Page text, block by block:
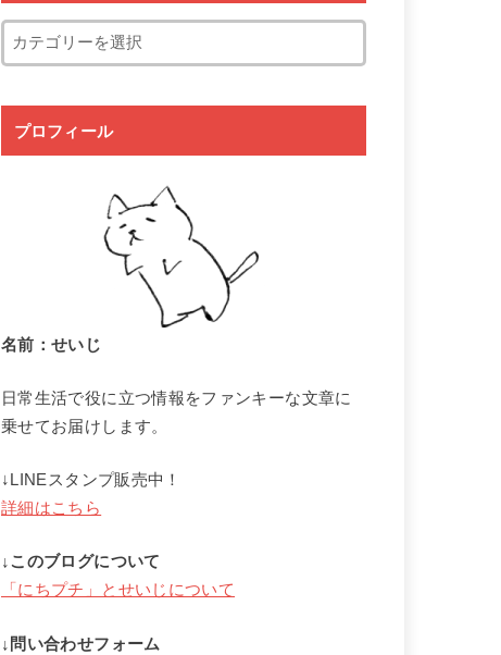
プロフィール
名前：せいじ
日常生活で役に立つ情報をファンキーな文章に
乗せてお届けします。
↓LINEスタンプ販売中！
詳細はこちら
↓このブログについて
「にちプチ」とせいじについて
↓問い合わせフォーム